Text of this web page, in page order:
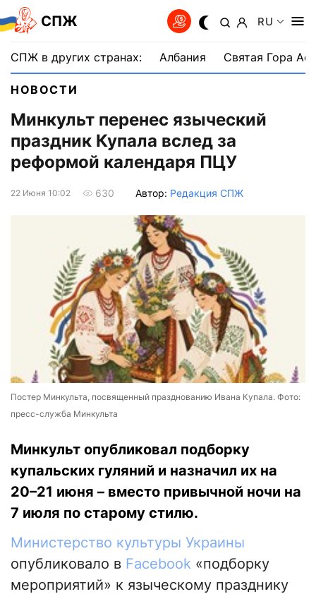
СПЖ RU
СПЖ в других странах: Албания Святая Гора
НОВОСТИ
Минкульт перенес языческий
праздник Купала вслед за
реформой календаря ПЦУ
22 Июня 10:02 630 Автор: Редакция СПЖ
Постер Минкульта, посвященный празднованию Ивана Купала. Фото:
пресс-служба Минкульта
Минкульт опубликовал подборку
купальских гуляний и назначил их на
20–21 июня – вместо привычной ночи на
7 июля по старому стилю.
Министерство культуры Украины
опубликовало в Facebook «подборку
мероприятий» к языческому празднику